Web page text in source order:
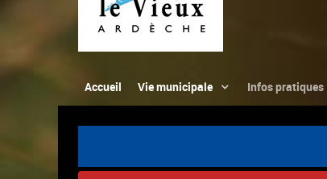
Accueil Vie municipale Infos pratiques